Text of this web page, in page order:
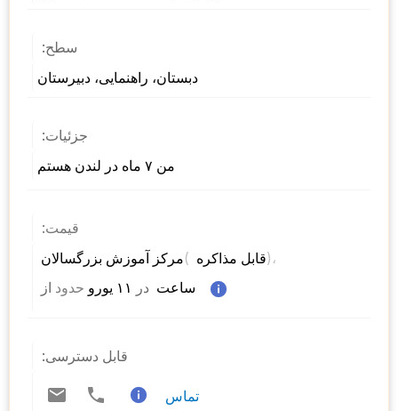
سطح:
دبستان، راهنمایی، دبیرستان
جزئیات:
من ۷ ماه در لندن هستم
قیمت:
مرکز آموزش بزرگسالان ( قابل مذاکره )،
از حدود در ساعت
قابل دسترسی:
تماس